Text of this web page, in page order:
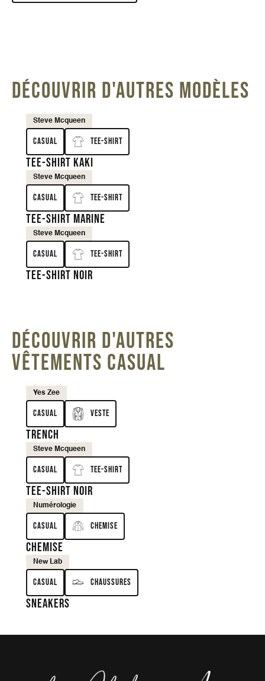
DÉCOUVRIR D'AUTRES MODÈLES
Steve Mcqueen
Casual Tee-shirt
Tee-shirt kaki
Steve Mcqueen
Casual Tee-shirt
Tee-shirt marine
Steve Mcqueen
Casual Tee-shirt
Tee-shirt noir
DÉCOUVRIR D'AUTRES
VÊTEMENTS CASUAL
Yes Zee
Casual Veste
Trench
Steve Mcqueen
Casual Tee-shirt
Tee-shirt noir
Numérologie
Casual Chemise
Chemise
New Lab
Casual Chaussures
Sneakers